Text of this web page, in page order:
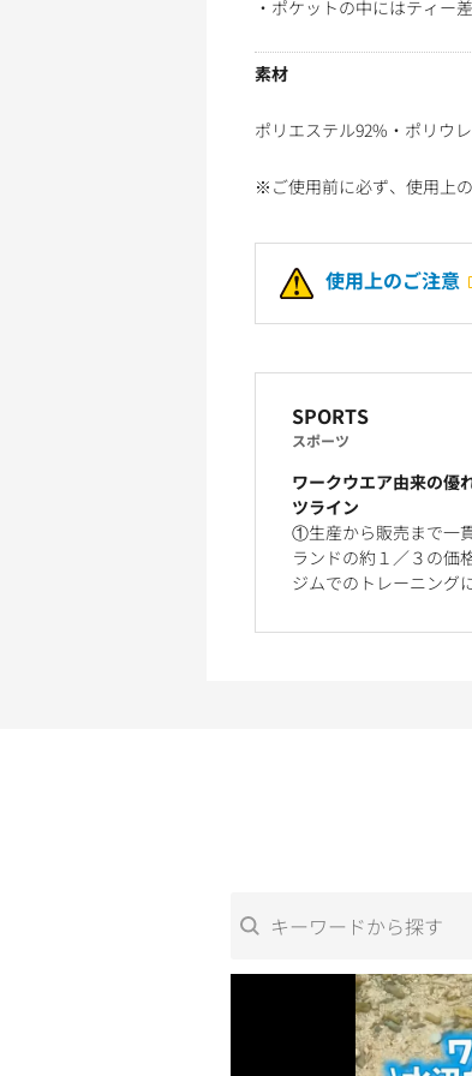
・ポケットの中にはティー
素材
ポリエステル92%・ポリウ
※ご使用前に必ず、使用上
使用上のご注意
SPORTS
スポーツ
ワークウエア由来の優
ツライン
①生産から販売まで一
ランドの約１／３の価
ジムでのトレーニング